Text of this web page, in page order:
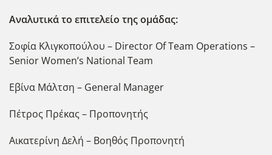
Αναλυτικά το επιτελείο της ομάδας:
Σοφία Κλιγκοπούλου – Director Of Team Operations –
Senior Women’s National Team
Εβίνα Μάλτση – General Manager
Πέτρος Πρέκας – Προπονητής
Αικατερίνη Δελή – Βοηθός Προπονητή